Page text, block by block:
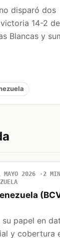
disparó dos
14-2
Blancas y
MAYO 2026
2
su papel en
y cobertura